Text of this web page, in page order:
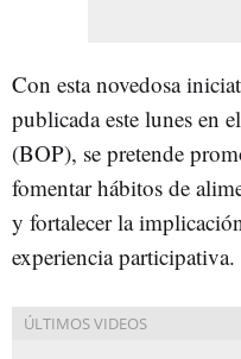
Con esta novedosa
publicada este lunes en
(BOP), se pretende
fomentar hábitos de
y fortalecer la
experiencia participativa.